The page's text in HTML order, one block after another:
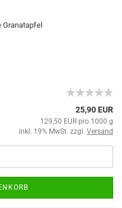
25,90 EUR
129,50 EUR pro 1000 g
inkl. 19% MwSt. zzgl. Versand